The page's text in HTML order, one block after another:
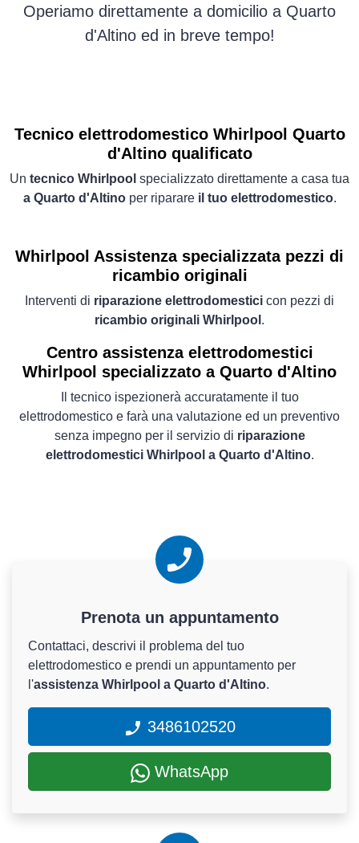
Operiamo direttamente a domicilio a Quarto
d'Altino ed in breve tempo!
Tecnico elettrodomestico Whirlpool Quarto
d'Altino qualificato
Un tecnico Whirlpool specializzato direttamente a casa tua
a Quarto d'Altinoper riparare il tuo elettrodomestico.
Whirlpool Assistenza specializzata pezzi di
ricambio originali
Interventi di riparazione elettrodomestici con pezzi di
ricambio originali Whirlpool .
Centro assistenza elettrodomestici
Whirlpool specializzato a Quarto d'Altino
Il tecnico ispezionerà accuratamente il tuo
elettrodomestico e farà una valutazione ed un preventivo
senza impegno per il servizio di riparazione
elettrodomestici Whirlpool a Quarto d'Altino.
Prenota un appuntamento
Contattaci, descrivi il problema del tuo
elettrodomestico e prendi un appuntamento per
l'assistenza Whirlpool a Quarto d'Altino.
3486102520
WhatsApp